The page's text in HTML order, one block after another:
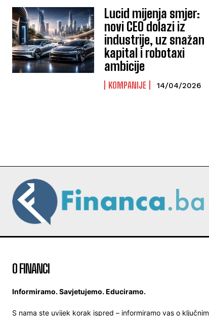
Lucid mijenja smjer:
novi CEO dolazi iz
industrije, uz snažan
kapital i robotaxi
ambicije
KOMPANIJE 14/04/2026
O FINANCI
Informiramo. Savjetujemo. Educiramo.
S nama ste uvijek korak ispred – informiramo vas o ključnim